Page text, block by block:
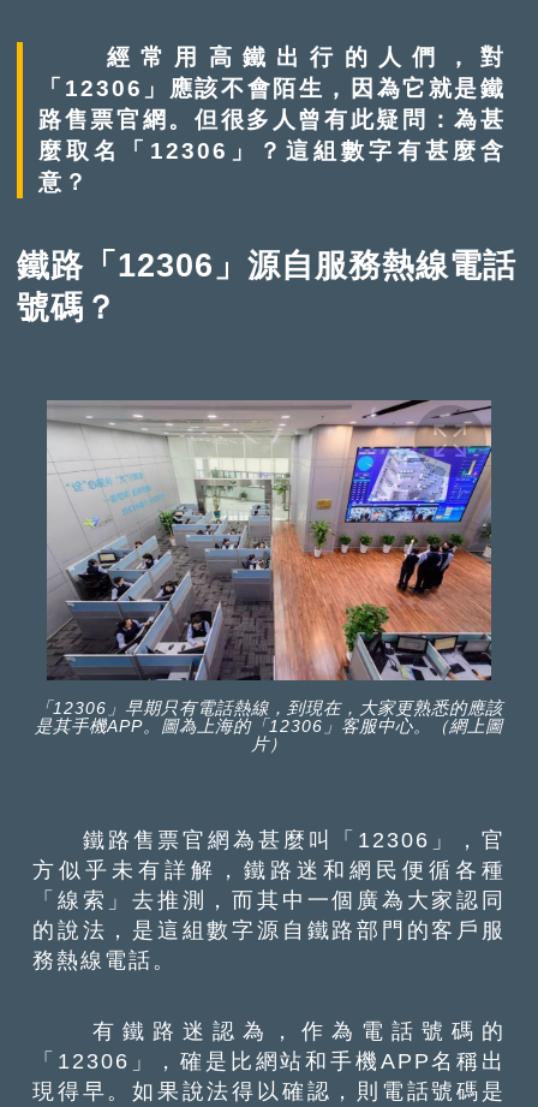
經常用高鐵出行的人們，對
「12306」應該不會陌生，因為它就是鐵
路售票官網。但很多人曾有此疑問：為甚
麼取名「12306」？這組數字有甚麼含
意？
鐵路「12306」源自服務熱線電話
號碼？
「12306」早期只有電話熱線，到現在，大家更熟悉的應該
是其手機APP。圖為上海的「12306」客服中心。（網上圖
片）
鐵路售票官網為甚麼叫「12306」，官
方似乎未有詳解，鐵路迷和網民便循各種
「線索」去推測，而其中一個廣為大家認同
的說法，是這組數字源自鐵路部門的客戶服
務熱線電話。
有鐵路迷認為，作為電話號碼的
「12306」，確是比網站和手機APP名稱出
現得早。如果說法得以確認，則電話號碼是